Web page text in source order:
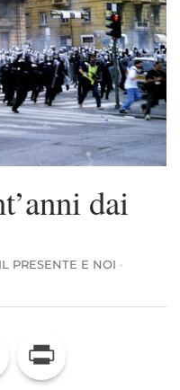
dai
IL PRESENTE E NOI ·
Email